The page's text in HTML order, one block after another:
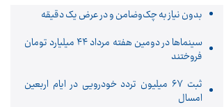
بدون نیاز به چک‌وضامن و در عرض یک دقیقه
سینماها در دومین هفته‌ مرداد ۴۴ میلیارد تومان
فروختند
ثبت ۶۷ میلیون تردد خودرویی در ایام اربعین
امسال